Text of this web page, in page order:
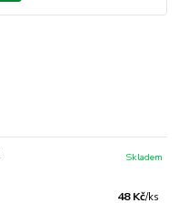
48 Kč/ks
Skladem